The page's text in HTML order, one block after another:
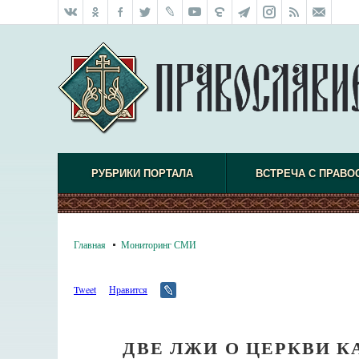
РУБРИКИ ПОРТАЛА ВСТРЕЧА С
Главная Мониторинг СМИ
Tweet Нравится
ДВЕ ЛЖИ О ЦЕРКВИ